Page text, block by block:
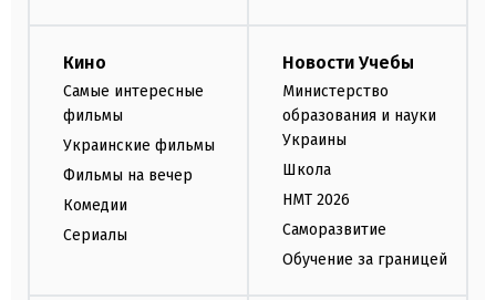
Кино
Самые интересные
фильмы
Украинские фильмы
Фильмы на вечер
Комедии
Сериалы
Новости Учебы
Министерство
образования и науки
Украины
Школа
НМТ 2026
Саморазвитие
Обучение за границей